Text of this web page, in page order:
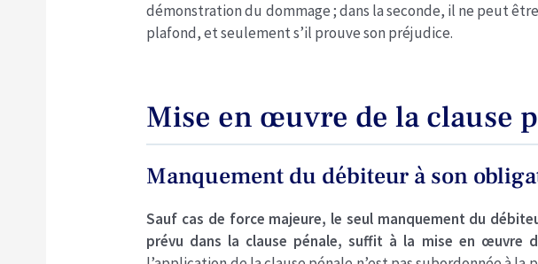
démonstration du dommage ; dans la seconde, il ne peut
plafond, et seulement s’il prouve son préjudice.
Mise en œuvre de la clause
Manquement du débiteur à son
Sauf cas de force majeure, le seul manquement du
prévu dans la clause pénale, suffit à la mise en œuvre